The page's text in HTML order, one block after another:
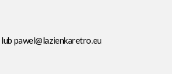
lub pawel@lazienkaretro.eu